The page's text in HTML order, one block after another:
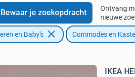
Bewaar je zoekopdracht
Ontvang
nieuwe
en Baby's Commodes en
IKEA